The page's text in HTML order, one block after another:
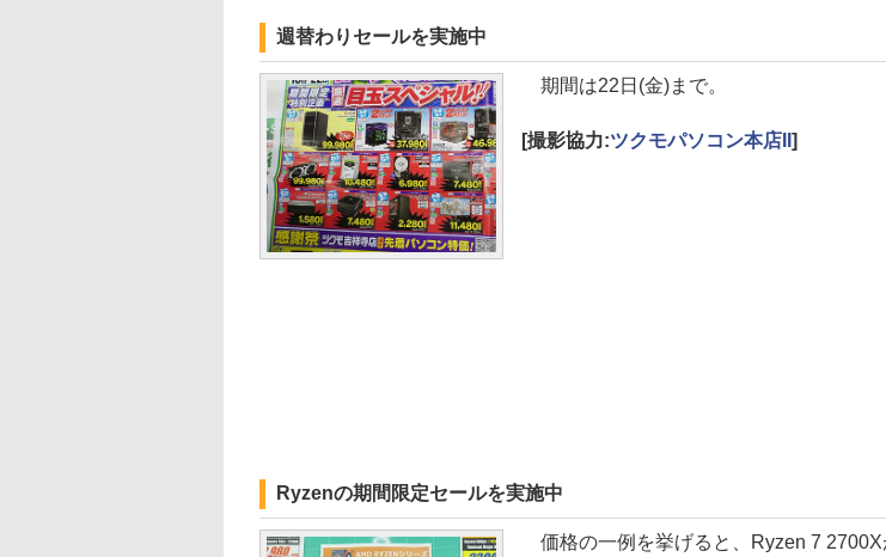
週替わりセールを実施中
期間は22日(金)まで。
[撮影協力:ツクモパソコン本店II ]
Ryzenの期間限定セールを実施中
価格の一例を挙げると、Ryzen 7 2700X